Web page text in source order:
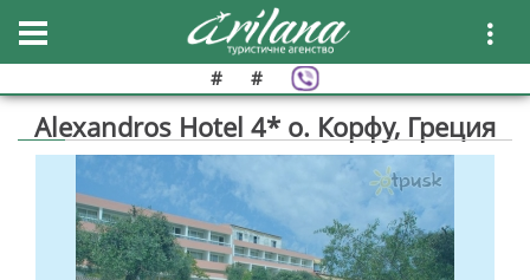
# #
Alexandros Hotel 4* о. Корфу, Греция